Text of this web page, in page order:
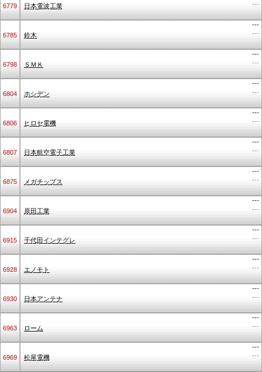
6779 日本電波工業
---
6785 鈴木
---
---
6798 ＳＭＫ
---
---
6804 ホシデン
---
---
6806 ヒロセ電機
---
---
6807 日本航空電子工業
---
---
6875 メガチップス
---
---
6904 原田工業
---
---
6915 千代田インテグレ
---
---
6928 エノモト
---
---
6930 日本アンテナ
---
---
6963 ローム
---
---
6969 松尾電機
---
---